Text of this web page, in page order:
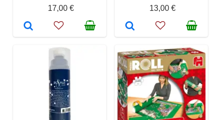
17,00 €
13,00 €